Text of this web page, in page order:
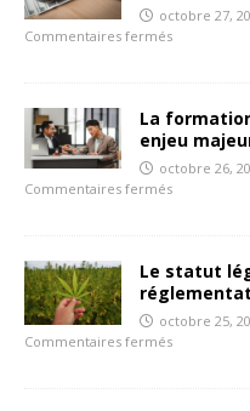
octobre 27,
Commentaires fermés
La
enjeu
octobre 26,
Commentaires fermés
Le statut
octobre 25,
Commentaires fermés